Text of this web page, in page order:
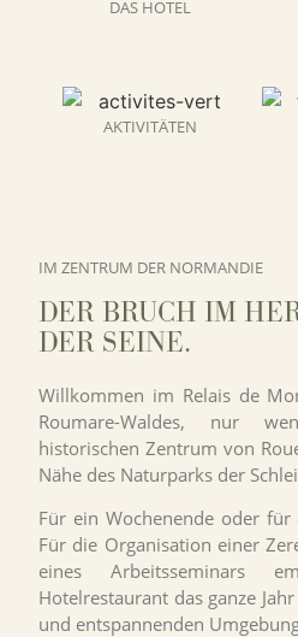
DAS HOTEL
AKTIVITÄTEN
IM ZENTRUM DER NORMANDIE
DER BRUCH IM
DER SEINE.
Willkommen im Relais de
Roumare-Waldes, nur
historischen Zentrum von
Nähe des Naturparks der
Für ein Wochenende oder für
Für die Organisation einer
eines Arbeitsseminars
Hotelrestaurant das ganze
und entspannenden